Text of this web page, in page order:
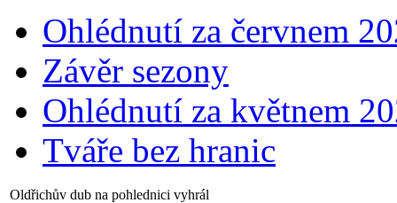
Ohlédnutí za červnem
Závěr sezony
Ohlédnutí za květnem
Tváře bez hranic
Oldřichův dub na pohlednici vyhrál